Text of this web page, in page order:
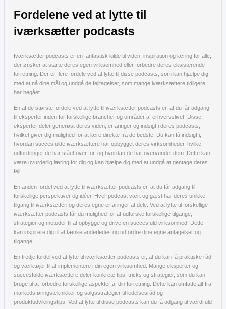
Fordelene ved at lytte til
iværksætter podcasts
Iværksætter podcasts er en fantastisk kilde til viden, inspiration og læring for alle,
der ønsker at starte deres egen virksomhed eller forbedre deres eksisterende
forretning. Der er flere fordele ved at lytte til disse podcasts, som kan hjælpe dig
med at nå dine mål og undgå de fejltagelser, som mange iværksættere tidligere
har begået.
En af de største fordele ved at lytte til iværksætter podcasts er, at du får adgang
til eksperter inden for forskellige brancher og områder af erhvervslivet. Disse
eksperter deler generøst deres viden, erfaringer og indsigt i deres podcasts,
hvilket giver dig mulighed for at lære direkte fra de bedste. Du kan få indsigt i,
hvordan succesfulde iværksættere har opbygget deres virksomheder, hvilke
udfordringer de har stået over for, og hvordan de har overvundet dem. Dette kan
være uvurderlig læring for dig og kan hjælpe dig med at undgå at gentage deres
fejl.
En anden fordel ved at lytte til iværksætter podcasts er, at du får adgang til
forskellige perspektiver og idéer. Hver podcast vært og gæst har deres unikke
tilgang til iværksætteri og deres egne erfaringer at dele. Ved at lytte til forskellige
iværksætter podcasts får du mulighed for at udforske forskellige tilgange,
strategier og metoder til at opbygge og drive en succesfuld virksomhed. Dette
kan inspirere dig til at tænke anderledes og udfordre dine egne antagelser og
tilgange.
En tredje fordel ved at lytte til iværksætter podcasts er, at du kan få praktiske råd
og værktøjer til at implementere i din egen virksomhed. Mange eksperter og
succesfulde iværksættere deler konkrete tips, tricks og strategier, som du kan
bruge til at forbedre forskellige aspekter af din forretning. Dette kan omfatte alt fra
markedsføringsteknikker og salgsstrategier til ledelsesråd og
produktudviklingstips. Ved at lytte til disse podcasts kan du få adgang til værdifuld